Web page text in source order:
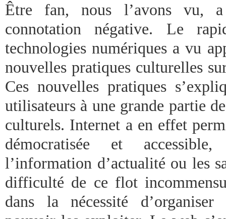
Être fan, nous l’avons vu,
connotation négative. Le
technologies numériques a vu
nouvelles pratiques culturelles
Ces nouvelles pratiques
utilisateurs à une grande partie
culturels. Internet a en effet
démocratisée et
l’information d’actualité ou les
difficulté de ce flot
dans la nécessité